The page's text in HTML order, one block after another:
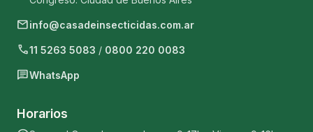
mailinfo@casadeinsecticidas.com.ar
phone11 5263 5083 / 0800 220 0083
chatWhatsApp
Horarios